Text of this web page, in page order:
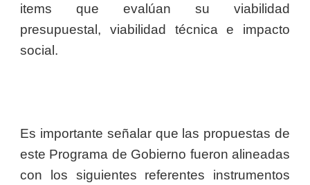
items que evalúan su viabilidad
presupuestal, viabilidad técnica e impacto
social.
Es importante señalar que las propuestas de
este Programa de Gobierno fueron alineadas
con los siguientes referentes instrumentos